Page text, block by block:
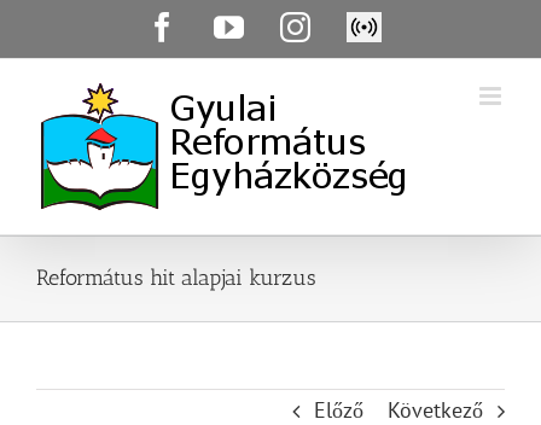
FacebookYouTubeInstagram
Élő
közvetítés
Református hit alapjai kurzus
Előző Következő